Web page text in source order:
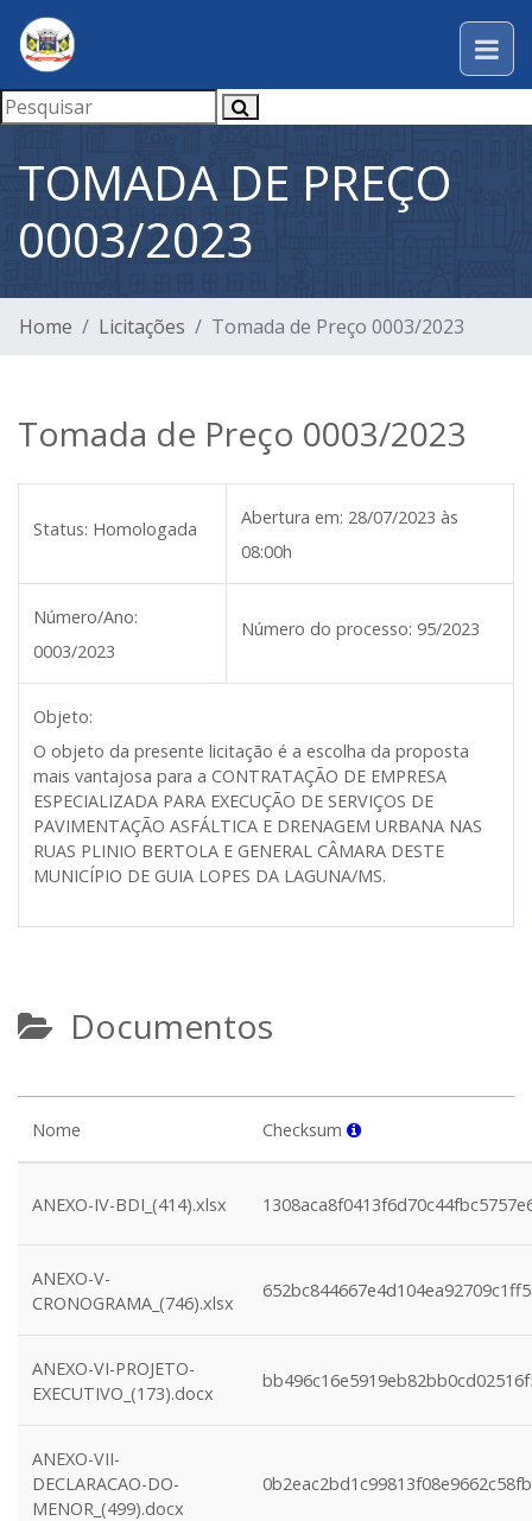
TOMADA DE PREÇO
0003/2023
Home Licitações Tomada de Preço 0003/2023
Tomada de Preço 0003/2023
Status: Homologada
Abertura em: 28/07/2023 às
08:00h
Número/Ano:
0003/2023
Número do processo: 95/2023
Objeto:
O objeto da presente licitação é a escolha da proposta
mais vantajosa para a CONTRATAÇÃO DE EMPRESA
ESPECIALIZADA PARA EXECUÇÃO DE SERVIÇOS DE
PAVIMENTAÇÃO ASFÁLTICA E DRENAGEM URBANA NAS
RUAS PLINIO BERTOLA E GENERAL CÂMARA DESTE
MUNICÍPIO DE GUIA LOPES DA LAGUNA/MS.
Documentos
Nome Checksum
ANEXO-IV-BDI_(414).xlsx
ANEXO-V-
CRONOGRAMA_(746).xlsx
ANEXO-VI-PROJETO-
EXECUTIVO_(173).docx
ANEXO-VII-
DECLARACAO-DO-
MENOR_(499).docx